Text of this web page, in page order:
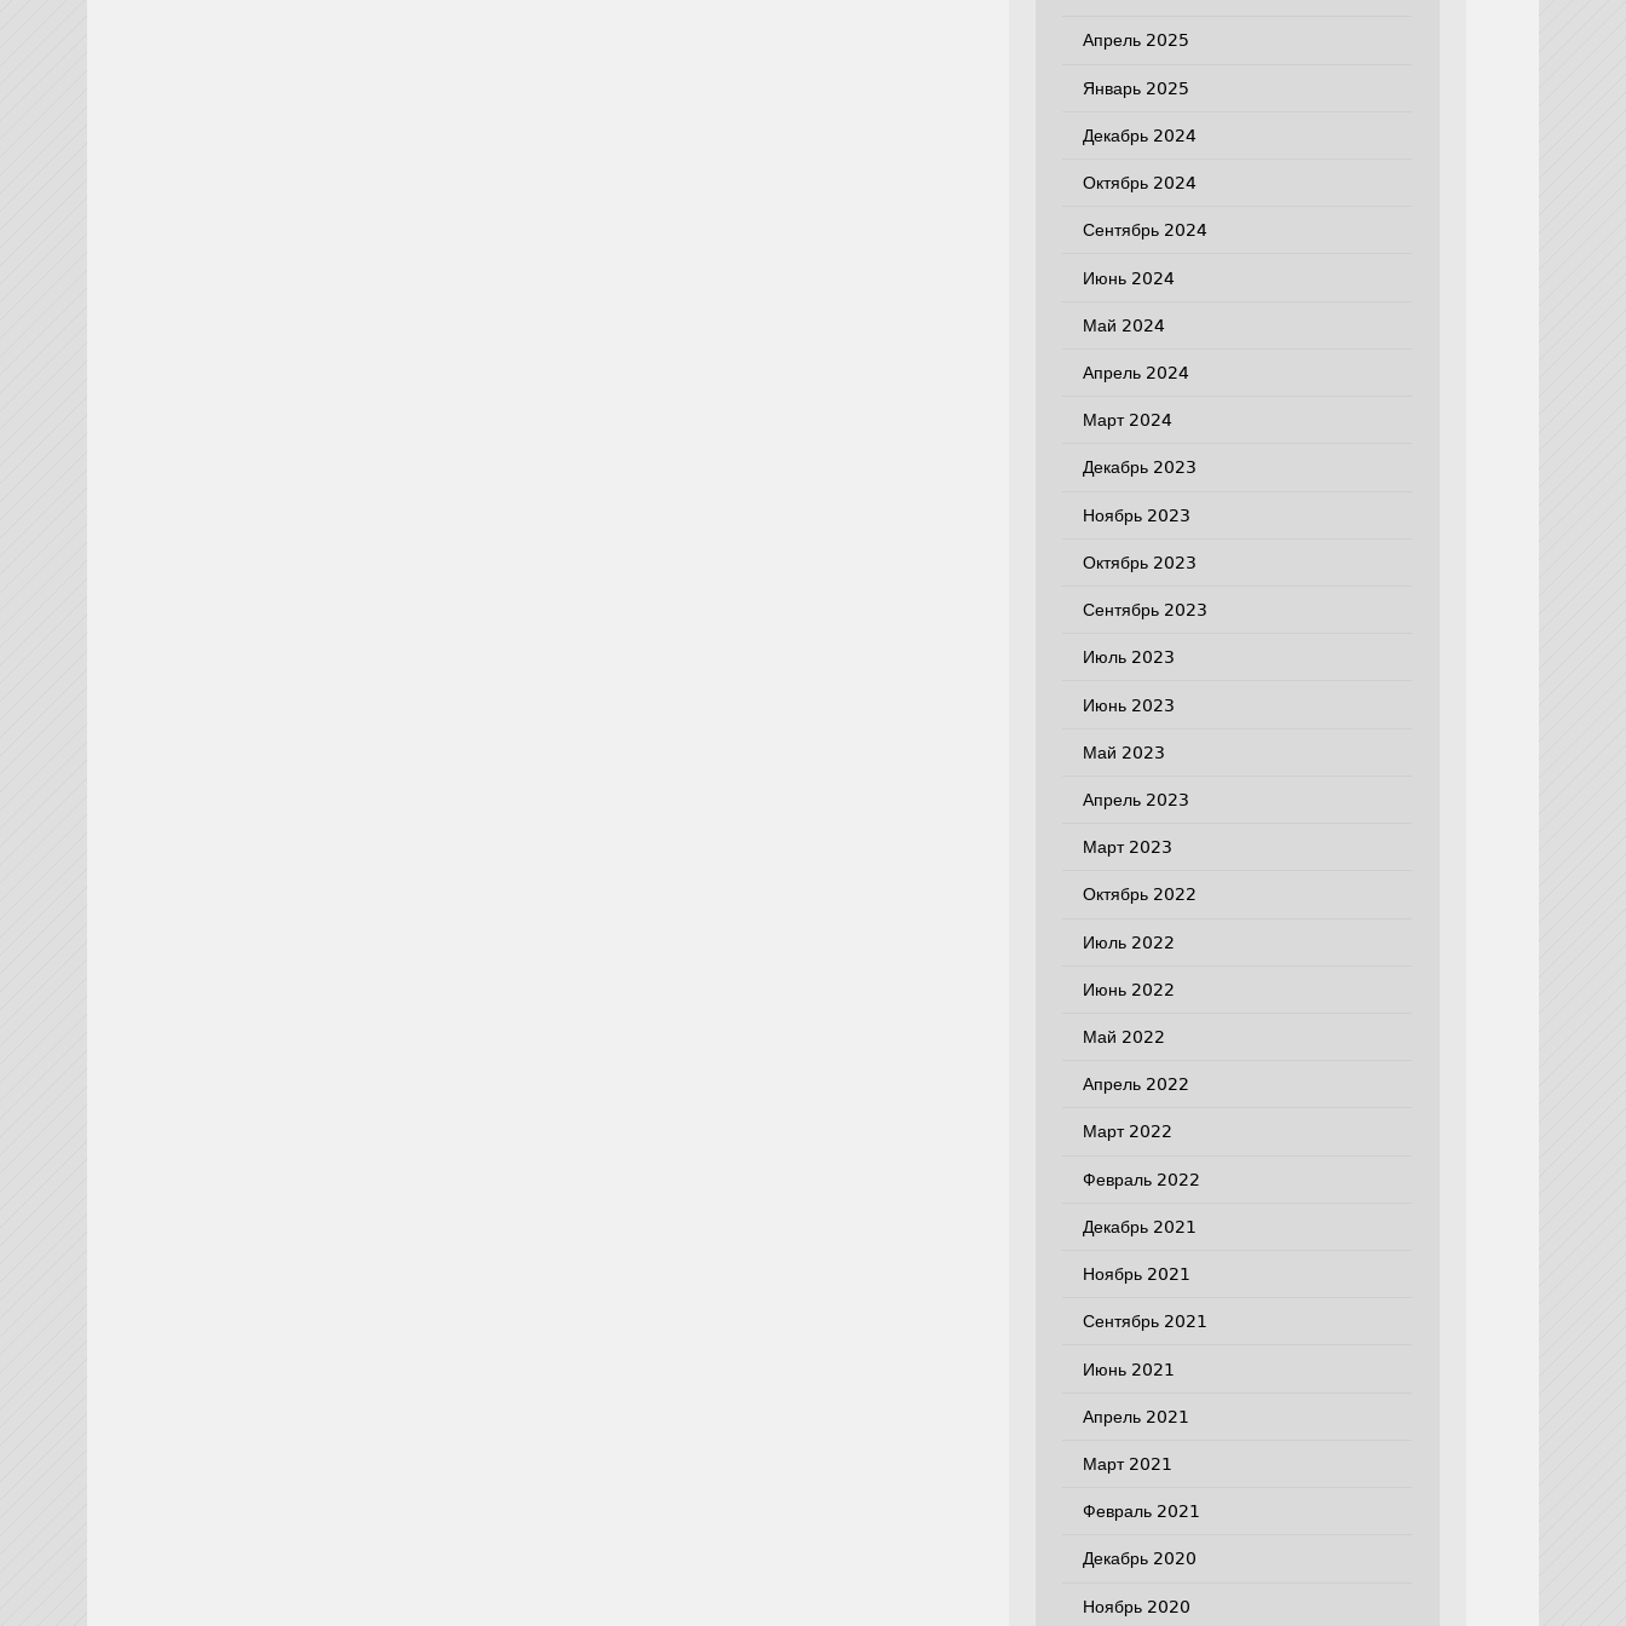
Апрель 2025
Январь 2025
Декабрь 2024
Октябрь 2024
Сентябрь 2024
Июнь 2024
Май 2024
Апрель 2024
Март 2024
Декабрь 2023
Ноябрь 2023
Октябрь 2023
Сентябрь 2023
Июль 2023
Июнь 2023
Май 2023
Апрель 2023
Март 2023
Октябрь 2022
Июль 2022
Июнь 2022
Май 2022
Апрель 2022
Март 2022
Февраль 2022
Декабрь 2021
Ноябрь 2021
Сентябрь 2021
Июнь 2021
Апрель 2021
Март 2021
Февраль 2021
Декабрь 2020
Ноябрь 2020